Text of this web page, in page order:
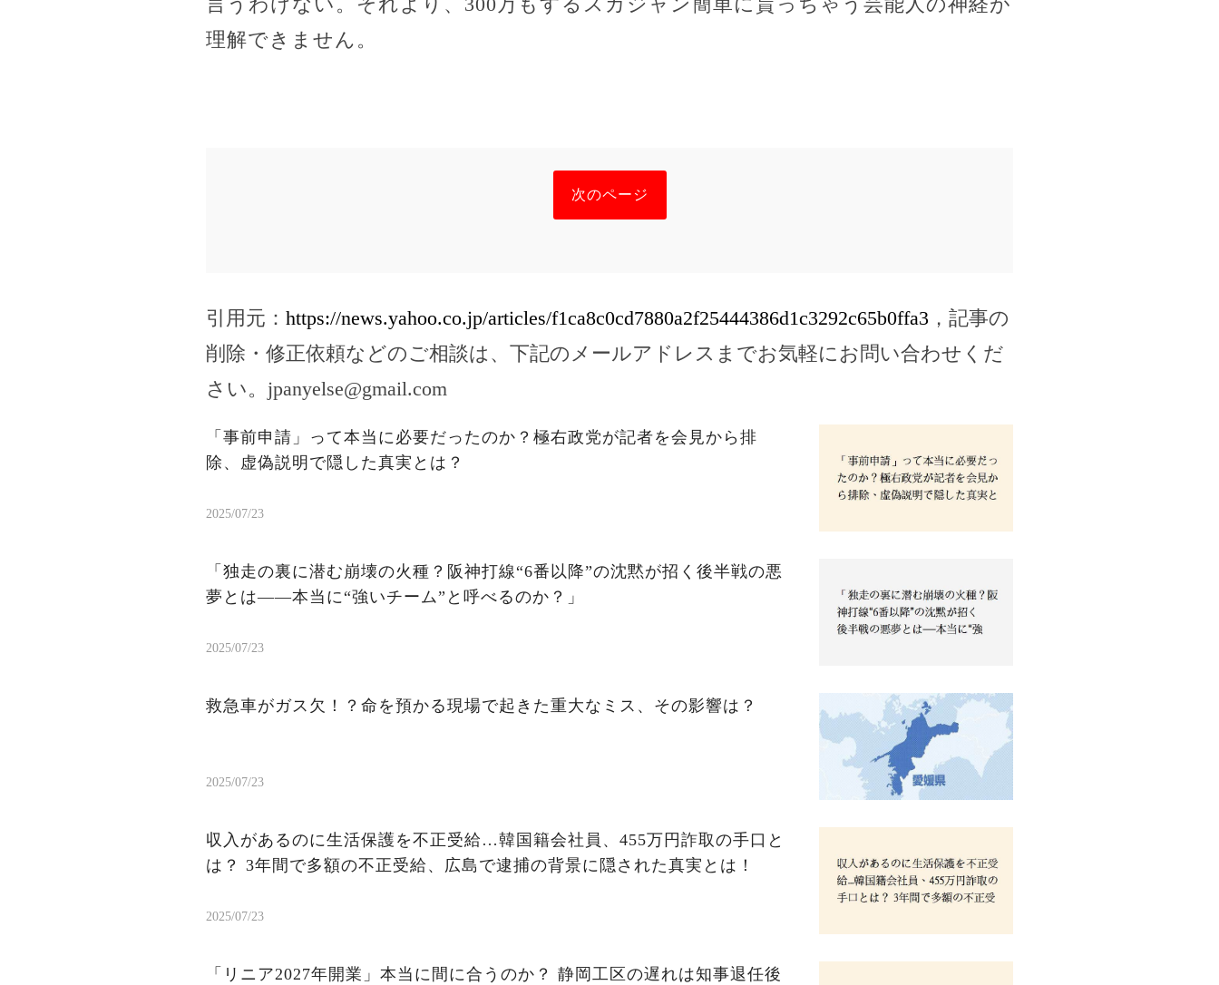
理解できません。
次のページ
引用元： https://news.yahoo.co.jp/articles/f1ca8c0cd7880a2f25444386d1c3292c65b0ffa3 ，記事の
削除・修正依頼などのご相談は、下記のメールアドレスまでお気軽にお問い合わせくだ
さい。 jpanyelse@gmail.com
「事前申請」って本当に必要だったのか？極右政党が記者を会見から排
除、虚偽説明で隠した真実とは？
2025/07/23
「独走の裏に潜む崩壊の火種？阪神打線“6番以降”の沈黙が招く後半戦の悪
夢とは——本当に“強いチーム”と呼べるのか？」
2025/07/23
救急車がガス欠！？命を預かる現場で起きた重大なミス、その影響は？
2025/07/23
収入があるのに生活保護を不正受給…韓国籍会社員、455万円詐取の手口と
は？ 3年間で多額の不正受給、広島で逮捕の背景に隠された真実とは！
2025/07/23
「リニア2027年開業」本当に間に合うのか？ 静岡工区の遅れは知事退任後